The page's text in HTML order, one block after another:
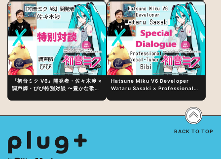
『初音ミク V6』開発者・佐々木渉 ×
調声師・びび特別対談 〜豊かな歌声
Hatsune Miku V6 Developer
Wataru Sasaki × Professional
Vocal Expression Lies in “Love
for the singing characters” and
BACK TO TOP